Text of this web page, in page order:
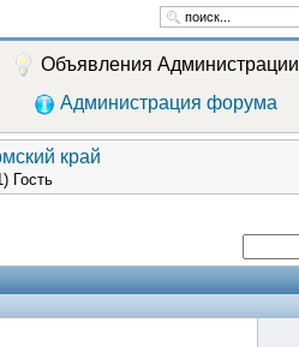
Объявления Администрации
Администрация форума
край
Гость